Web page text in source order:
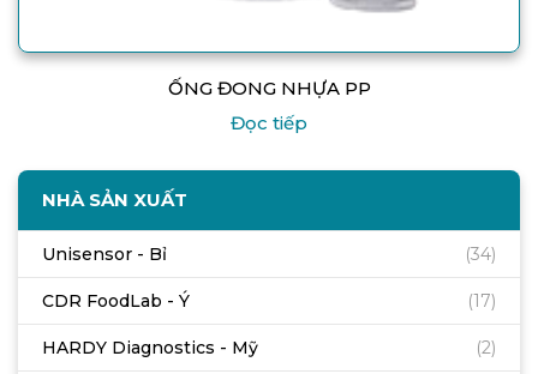
ỐNG ĐONG NHỰA PP
Đọc tiếp
NHÀ SẢN XUẤT
Unisensor - Bỉ (34)
CDR FoodLab - Ý (17)
HARDY Diagnostics - Mỹ (2)